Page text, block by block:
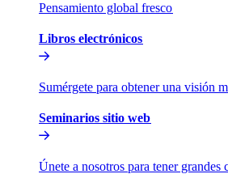
Pensamiento global fresco​​
Libros electrónicos​​
Sumérgete para obtener una visión
Seminarios sitio web​​
Únete a nosotros para tener grandes